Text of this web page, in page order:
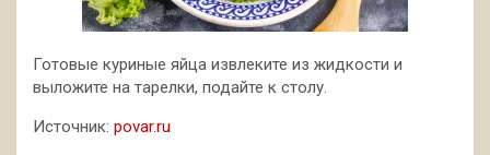
Готовые куриные яйца извлеките из жидкости и
выложите на тарелки, подайте к столу.
Источник: povar.ru